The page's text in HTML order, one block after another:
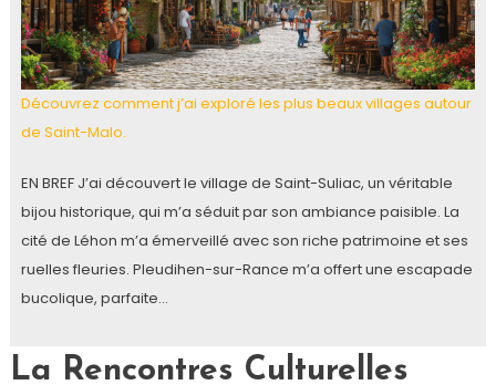
Découvrez comment j’ai exploré les plus beaux villages autour
de Saint-Malo.
EN BREF J’ai découvert le village de Saint-Suliac, un véritable
bijou historique, qui m’a séduit par son ambiance paisible. La
cité de Léhon m’a émerveillé avec son riche patrimoine et ses
ruelles fleuries. Pleudihen-sur-Rance m’a offert une escapade
bucolique, parfaite…
La Rencontres Culturelles